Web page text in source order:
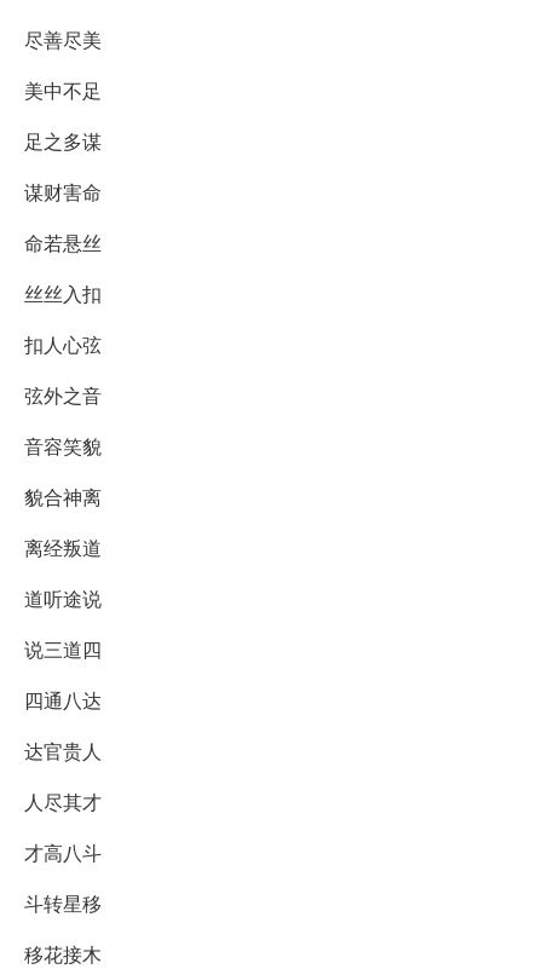
尽善尽美
美中不足
足之多谋
谋财害命
命若悬丝
丝丝入扣
扣人心弦
弦外之音
音容笑貌
貌合神离
离经叛道
道听途说
说三道四
四通八达
达官贵人
人尽其才
才高八斗
斗转星移
移花接木